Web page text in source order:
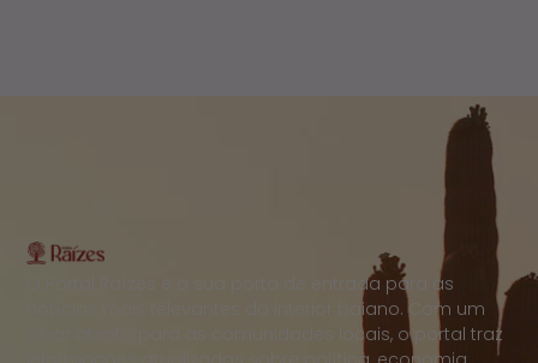
O Portal Raízes é a sua porta de entrada para as
notícias mais relevantes do interior baiano. Com um
olhar atento para as comunidades locais, o portal traz